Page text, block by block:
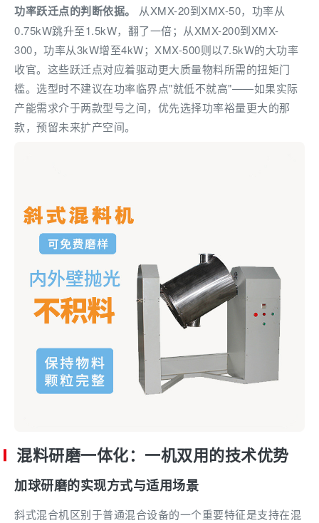
功率跃迁点的判断依据。
从XMX-20到XMX-50，功率从
0.75kW跳升至1.5kW，翻了一倍；从XMX-200到XMX-
300，功率从3kW增至4kW；XMX-500则以7.5kW的大功率
收官。这些跃迁点对应着驱动更大质量物料所需的扭矩门
槛。选型时不建议在功率临界点"就低不就高"——如果实际
产能需求介于两款型号之间，优先选择功率裕量更大的那
款，预留未来扩产空间。
混料研磨一体化：一机双用的技术优势
加球研磨的实现方式与适用场景
斜式混合机区别于普通混合设备的一个重要特征是支持在混